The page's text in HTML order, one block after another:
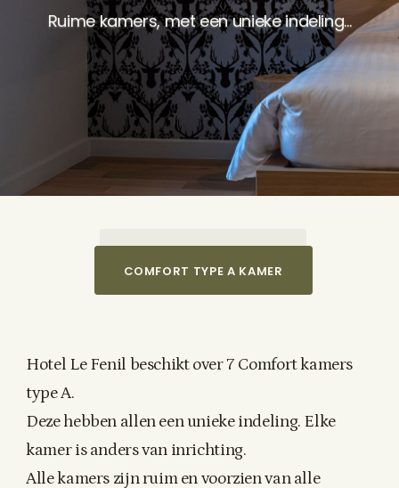
Ruime kamers, met een unieke indeling...
COMFORT TYPE A KAMER
Hotel Le Fenil beschikt over 7 Comfort kamers
type A.
Deze hebben allen een unieke indeling. Elke
kamer is anders van inrichting.
Alle kamers zijn ruim en voorzien van alle